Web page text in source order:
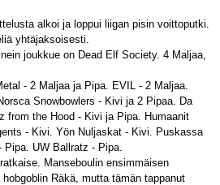
alkoi ja loppui liigan pisin voittoputki.
yhtäjaksoisesti.
joukkue on Dead Elf Society. 4 Maljaa,
- 2 Maljaa ja Pipa. EVIL - 2 Maljaa.
Snowbowlers - Kivi ja 2 Pipaa. Da
from the Hood - Kivi ja Pipa. Humaanit
- Kivi. Yön Nuljaskat - Kivi. Puskassa
UW Ballratz - Pipa.
Manseboulin ensimmäisen
Räkä, mutta tämän tappanut